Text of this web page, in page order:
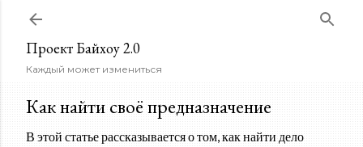
Проект Байхоу 2.0
Каждый может измениться
Как найти своё предназначение
В этой статье рассказывается о том, как найти дело